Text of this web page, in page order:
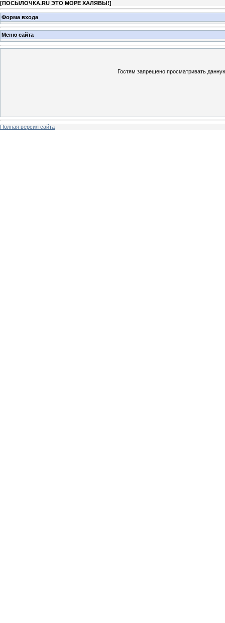
[ПОСЫЛОЧКА.RU ЭТО МОРЕ ХАЛЯВЫ!]
Форма входа
Меню сайта
Гостям запрещено просматривать
Полная версия сайта